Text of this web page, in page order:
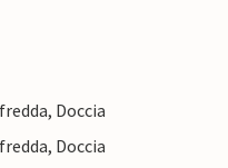
Doccia
Doccia